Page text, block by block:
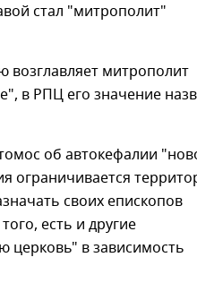
стал "митрополит"
возглавляет митрополит
в РПЦ его значение
об автокефалии
ограничивается
своих епископов
есть и другие
церковь" в зависимость